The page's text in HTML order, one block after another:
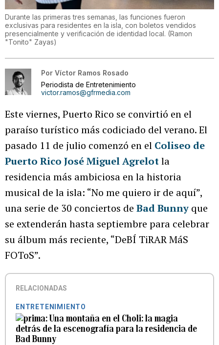
Durante las primeras tres semanas, las funciones fueron
exclusivas para residentes en la isla, con boletos vendidos
presencialmente y verificación de identidad local. (Ramon
"Tonito" Zayas)
Por Víctor Ramos Rosado
Periodista de Entretenimiento
victor.ramos@gfrmedia.com
Este viernes, Puerto Rico se convirtió en el
paraíso turístico más codiciado del verano. El
pasado 11 de julio comenzó en el Coliseo de
Puerto Rico José Miguel Agrelotla
residencia más ambiciosa en la historia
musical de la isla: “No me quiero ir de aquí”,
una serie de 30 conciertos de Bad Bunny que
se extenderán hasta septiembre para celebrar
su álbum más reciente, “DeBÍ TiRAR MáS
FOToS”.
RELACIONADAS
ENTRETENIMIENTO
Una montaña en el Choli: la magia
detrás de la escenografía para la residencia de
Bad Bunny